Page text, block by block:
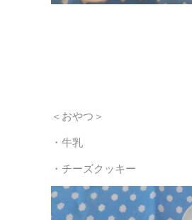
＜おやつ＞
・牛乳
・チーズクッキー